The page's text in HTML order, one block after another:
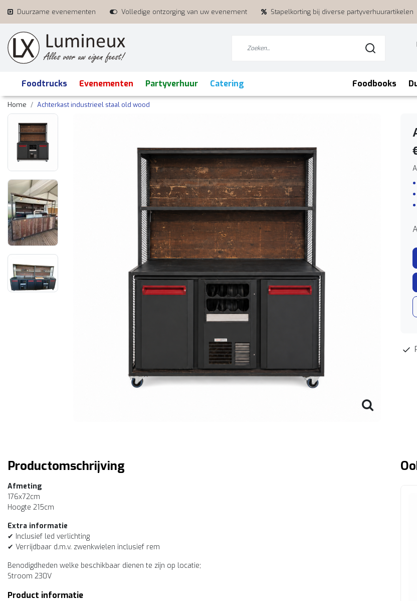
Duurzame evenementen Volledige ontzorging van uw evenement Stapelkorting bij diverse partyverhuurartikelen
Foodtrucks Evenementen Partyverhuur Catering Foodbooks
Home Achterkast industrieel staal old wood
Productomschrijving
Afmeting
176x72cm
Hoogte 215cm
Extra informatie
✔ Inclusief led verlichting
✔ Verrijdbaar d.m.v. zwenkwielen inclusief rem
Benodigdheden welke beschikbaar dienen te zijn op locatie;
Stroom 230V
Product informatie